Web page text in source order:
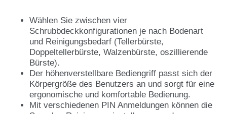
Wählen Sie zwischen vier
Schrubbdeckkonfigurationen je nach Bodenart
und Reinigungsbedarf (Tellerbürste,
Doppeltellerbürste, Walzenbürste, oszillierende
Bürste).
Der höhenverstellbare Bediengriff passt sich der
Körpergröße des Benutzers an und sorgt für eine
ergonomische und komfortable Bedienung.
Mit verschiedenen PIN Anmeldungen können die